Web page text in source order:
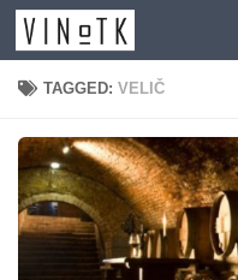
Skip to content
TAGGED:VELIČ